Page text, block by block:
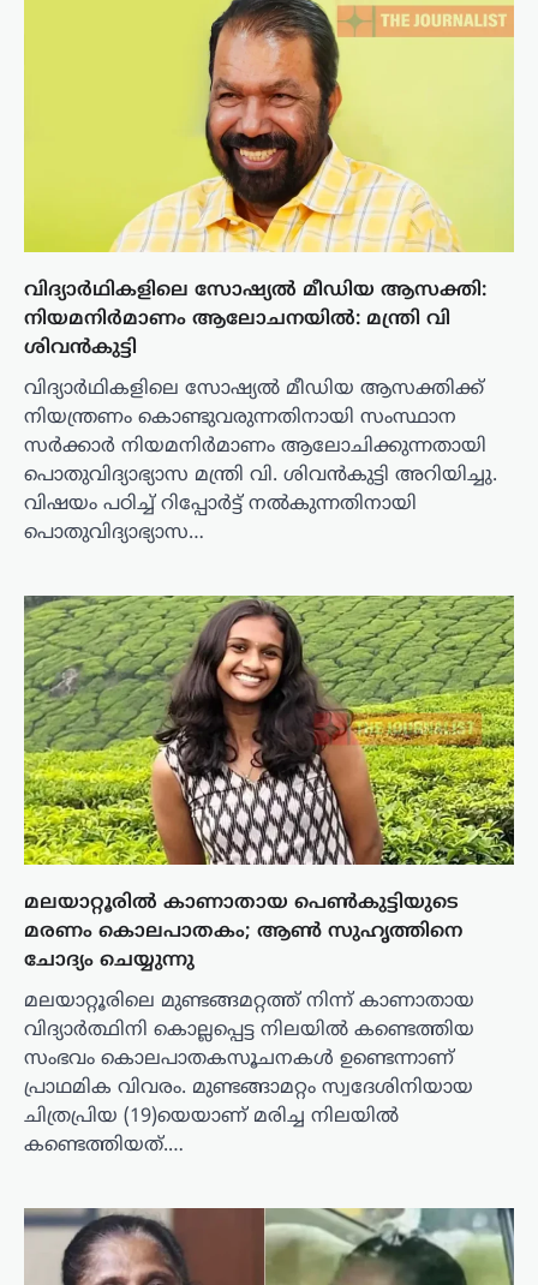
വിദ്യാർഥികളിലെ സോഷ്യൽ മീഡിയ ആസക്തി:
നിയമനിർമാണം ആലോചനയിൽ: മന്ത്രി വി
ശിവൻകുട്ടി
വിദ്യാർഥികളിലെ സോഷ്യൽ മീഡിയ ആസക്തിക്ക്
നിയന്ത്രണം കൊണ്ടുവരുന്നതിനായി സംസ്ഥാന
സർക്കാർ നിയമനിർമാണം ആലോചിക്കുന്നതായി
പൊതുവിദ്യാഭ്യാസ മന്ത്രി വി. ശിവൻകുട്ടി അറിയിച്ചു.
വിഷയം പഠിച്ച് റിപ്പോർട്ട് നൽകുന്നതിനായി
പൊതുവിദ്യാഭ്യാസ…
മലയാറ്റൂരിൽ കാണാതായ പെൺകുട്ടിയുടെ
മരണം കൊലപാതകം; ആൺ സുഹൃത്തിനെ
ചോദ്യം ചെയ്യുന്നു
മലയാറ്റൂരിലെ മുണ്ടങ്ങമറ്റത്ത് നിന്ന് കാണാതായ
വിദ്യാർത്ഥിനി കൊല്ലപ്പെട്ട നിലയിൽ കണ്ടെത്തിയ
സംഭവം കൊലപാതകസൂചനകൾ ഉണ്ടെന്നാണ്
പ്രാഥമിക വിവരം. മുണ്ടങ്ങാമറ്റം സ്വദേശിനിയായ
ചിത്രപ്രിയ (19)യെയാണ് മരിച്ച നിലയിൽ
കണ്ടെത്തിയത്.…